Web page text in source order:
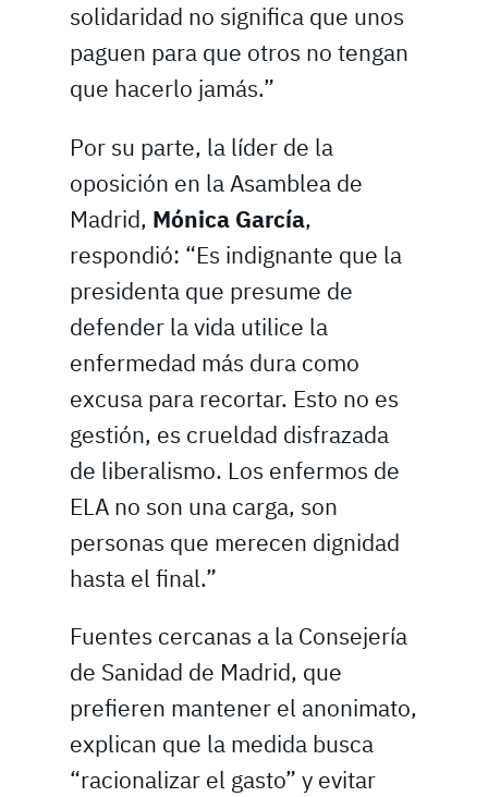
solidaridad no significa que unos
paguen para que otros no tengan
que hacerlo jamás.”
Por su parte, la líder de la
oposición en la Asamblea de
Madrid, Mónica García,
respondió: “Es indignante que la
presidenta que presume de
defender la vida utilice la
enfermedad más dura como
excusa para recortar. Esto no es
gestión, es crueldad disfrazada
de liberalismo. Los enfermos de
ELA no son una carga, son
personas que merecen dignidad
hasta el final.”
Fuentes cercanas a la Consejería
de Sanidad de Madrid, que
prefieren mantener el anonimato,
explican que la medida busca
“racionalizar el gasto” y evitar